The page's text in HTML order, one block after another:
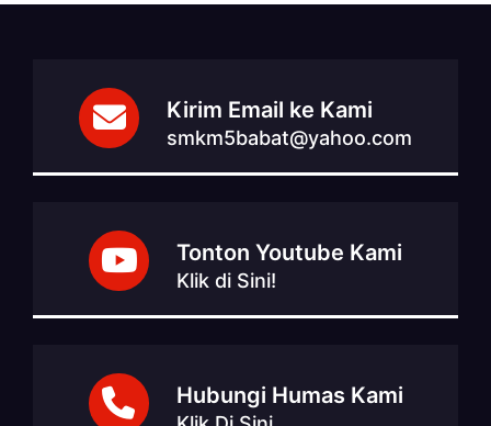
Kirim Email ke Kami
smkm5babat@yahoo.com
Tonton Youtube Kami
Klik di Sini!
Hubungi Humas Kami